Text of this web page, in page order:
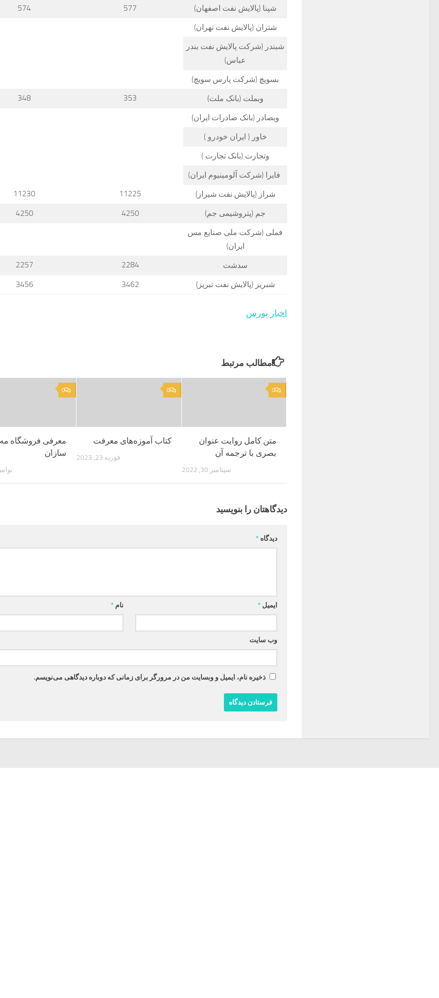
شپنا (پالایش نفت اصفهان) 577
574
شتران (پالایش نفت تهران)
شبندر (شرکت پالایش نفت بندر
عباس)
بسویچ (شرکت پارس سویچ)
وبملت (بانک ملت) 353
348
وبصادر (بانک صادرات ایران)
خاور ( ایران خودرو )
وتجارت (بانک تجارت )
فایرا (شرکت آلومینیوم ایران)
شراز (پالایش نفت شیراز) 11225
11230
جم (پتروشیمی جم) 4250
4250
فملی (شرکت ملی صنایع مس
ایران)
سدشت 2284
2257
شبریز (پالایش نفت تبریز) 3462
3456
اخبار بورس
مطالب مرتبط
0
معرفی فروشگاه
سازان
نوامبر 3,
0
کتاب آموزه‌های معرفت
فوریه 23, 2023
0
متن کامل روایت عنوان
بصری با ترجمه آن
سپتامبر 30, 2022
دیدگاهتان را بنویسید
دیدگاه *
نام* ایمیل *
وب‌ سایت
ذخیره نام، ایمیل و وبسایت من در مرورگر برای زمانی که دوباره دیدگاهی می‌نویسم.